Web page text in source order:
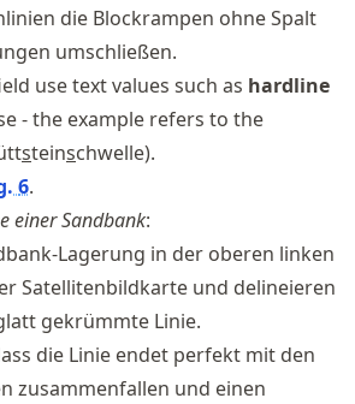
die Blockrampen ohne Spalt
umschließen.
use text values such as hardline
- the example refers to the
steinschwelle).
6.
einer Sandbank:
Lagerung in der oberen linken
Satellitenbildkarte und delineieren
gekrümmte Linie.
die Linie endet perfekt mit den
zusammenfallen und einen